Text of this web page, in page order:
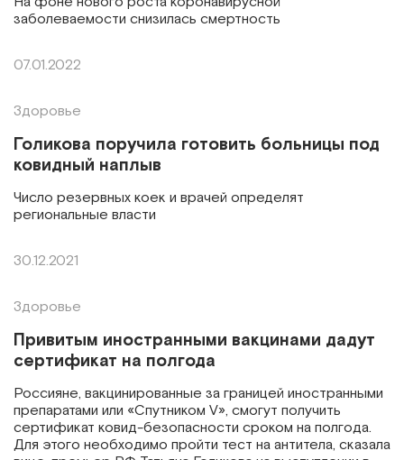
заболеваемости снизилась смертность
07.01.2022
Здоровье
Голикова поручила готовить больницы под
ковидный наплыв
Число резервных коек и врачей определят
региональные власти
30.12.2021
Здоровье
Привитым иностранными вакцинами дадут
сертификат на полгода
Россияне, вакцинированные за границей иностранными
препаратами или «Спутником V», смогут получить
сертификат ковид-безопасности сроком на полгода.
Для этого необходимо пройти тест на антитела, сказала